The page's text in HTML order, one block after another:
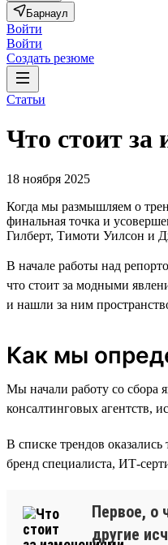
Барнаул
Войти
Войти
Создать резюме
Статьи
Что стоит за
18 ноября 2025
Когда мы размышляем о
финальная точка и
Гилберт, Тимоти Уилсон и
В начале работы над
что стоит за модными
и нашли за ним
Как мы
Мы начали работу со сбора
консалтинговых агентств,
В списке трендов
бренд специалиста, ИТ-
Первое, о
другие